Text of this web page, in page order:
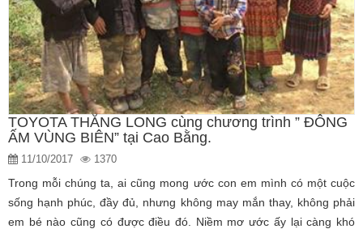
TOYOTA THĂNG LONG cùng chương trình ” ĐÔNG
ẤM VÙNG BIÊN” tại Cao Bằng.
11/10/2017 1370
Trong mỗi chúng ta, ai cũng mong ước con em mình có một cuộc
sống hạnh phúc, đầy đủ, nhưng không may mắn thay, không phải
em bé nào cũng có được điều đó. Niềm mơ ước ấy lại càng khó